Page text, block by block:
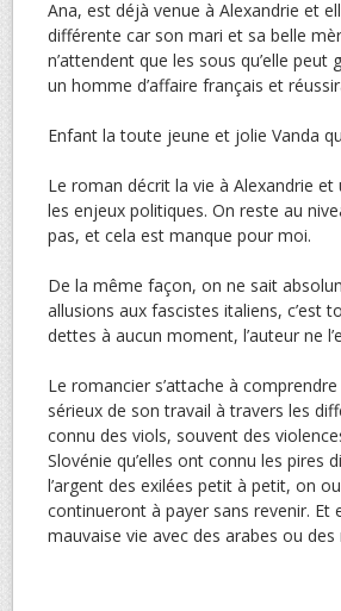
Ana, est déjà venue à Alexandrie et
différente car son mari et sa belle
n’attendent que les sous qu’elle
un homme d’affaire français et
Enfant la toute jeune et jolie Vanda
Le roman décrit la vie à Alexandrie et
les enjeux politiques. On reste au
pas, et cela est manque pour moi.
De la même façon, on ne sait
allusions aux fascistes italiens, c’est
dettes à aucun moment, l’auteur ne
Le romancier s’attache à
sérieux de son travail à travers les
connu des viols, souvent des
Slovénie qu’elles ont connu les
l’argent des exilées petit à petit, on
continueront à payer sans revenir. Et
mauvaise vie avec des arabes ou des